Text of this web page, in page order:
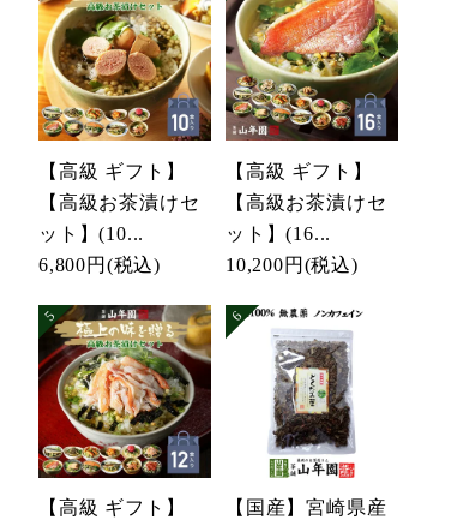
【高級 ギフト】
【高級お茶漬けセ
ット】(10...
6,800円 (税込)
【高級 ギフト】
【高級お茶漬けセ
ット】(16...
10,200円 (税込)
【高級 ギフト】
【国産】宮崎県産